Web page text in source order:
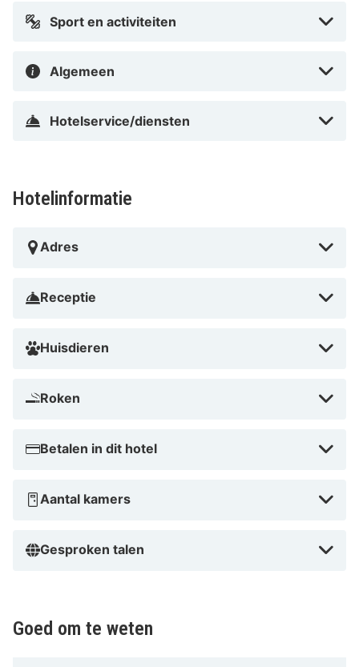
Bürgerpark Bremen en op 0,9 km van Citizienpark.
Sport en activiteiten
Algemeen
Hotelservice/diensten
Hotelinformatie
Adres
Receptie
Huisdieren
Roken
Betalen in dit hotel
Aantal kamers
Gesproken talen
Goed om te weten